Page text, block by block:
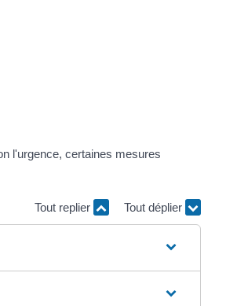
l'urgence, certaines mesures
Tout replier Tout déplier